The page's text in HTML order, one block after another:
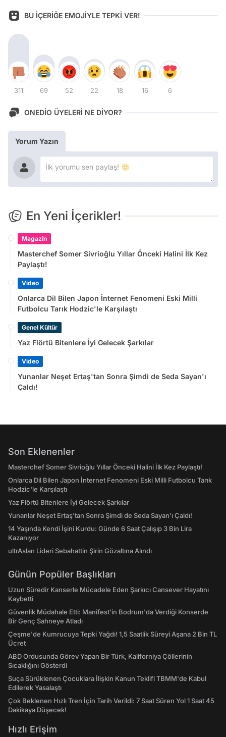
BU İÇERİĞE EMOJİYLE TEPKİ VER!
311 69 52 22 18 16 6
ONEDİO ÜYELERİ NE DİYOR?
Yorum Yazın
En Yeni İçerikler!
Magazin
Masterchef Somer Sivrioğlu Yıllar Önceki Halini İlk Kez
Paylaştı!
Video
Onlarca Dil Bilen Japon İnternet Fenomeni Eski Milli
Futbolcu Tarık Hodzic'le Karşılaştı
Genel Kültür
Yaz Flörtü Bitenlere İyi Gelecek Şarkılar
Video
Yunanlar Neşet Ertaş'tan Sonra Şimdi de Seda Sayan'ı
Çaldı!
Son Eklenenler
Masterchef Somer Sivrioğlu Yıllar Önceki Halini İlk Kez Paylaştı!
Onlarca Dil Bilen Japon İnternet Fenomeni Eski Milli Futbolcu Tarık
Hodzic'le Karşılaştı
Yaz Flörtü Bitenlere İyi Gelecek Şarkılar
Yunanlar Neşet Ertaş'tan Sonra Şimdi de Seda Sayan'ı Çaldı!
14 Yaşında Kendi İşini Kurdu: Günde 6 Saat Çalışıp 3 Bin Lira
Kazanıyor
ultrAslan Lideri Sebahattin Şirin Gözaltına Alındı
Günün Popüler Başlıkları
Uzun Süredir Kanserle Mücadele Eden Şarkıcı Cansever Hayatını
Kaybetti
Güvenlik Müdahale Etti: Manifest'in Bodrum'da Verdiği Konserde
Bir Genç Sahneye Atladı
Çeşme'de Kumrucuya Tepki Yağdı! 1,5 Saatlik Süreyi Aşana 2 Bin TL
Ücret
ABD Ordusunda Görev Yapan Bir Türk, Kaliforniya Çöllerinin
Sıcaklığını Gösterdi
Suça Sürüklenen Çocuklara İlişkin Kanun Teklifi TBMM'de Kabul
Edilerek Yasalaştı
Çok Beklenen Hızlı Tren İçin Tarih Verildi: 7 Saat Süren Yol 1 Saat 45
Dakikaya Düşecek!
Hızlı Erişim